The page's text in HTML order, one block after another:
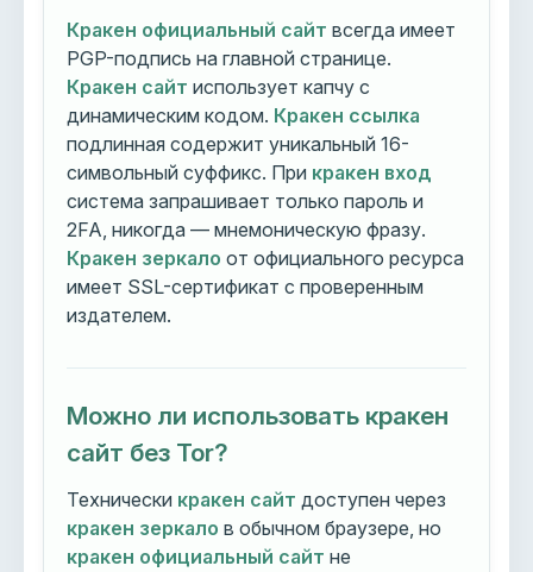
Кракен официальный сайт всегда имеет
PGP-подпись на главной странице.
Кракен сайт использует капчу с
динамическим кодом. Кракен ссылка
подлинная содержит уникальный 16-
символьный суффикс. При кракен вход
система запрашивает только пароль и
2FA, никогда — мнемоническую фразу.
Кракен зеркало от официального ресурса
имеет SSL-сертификат с проверенным
издателем.
Можно ли использовать кракен
сайт без Tor?
Технически кракен сайт доступен через
кракен зеркало в обычном браузере, но
кракен официальный сайт не